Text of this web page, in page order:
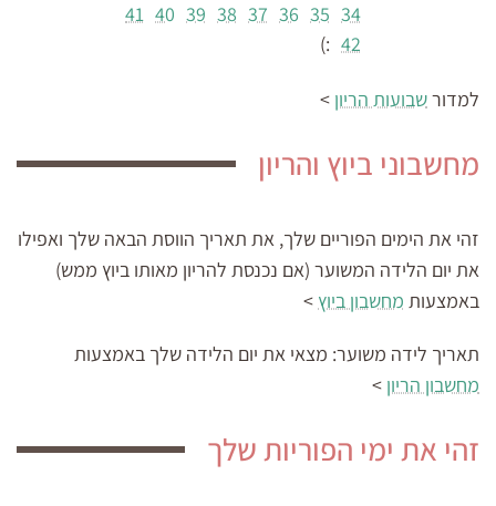
34
35
36
37
38
39
40
41
42
:)
למדורשבועות הריון >
מחשבוני ביוץ והריון
זהי את הימים הפוריים שלך, את תאריך הווסת הבאה שלך ואפילו
את יום הלידה המשוער (אם נכנסת להריון מאותו ביוץ ממש)
באמצעות מחשבון ביוץ >
תאריך לידה משוער: מצאי את יום הלידה שלך באמצעות
מחשבון הריון >
זהי את ימי הפוריות שלך